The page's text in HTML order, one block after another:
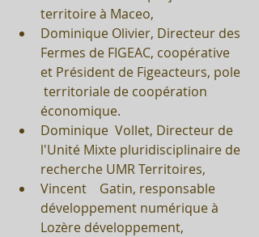
territoire à Maceo,
Dominique Olivier, Directeur des
Fermes de FIGEAC, coopérative
et Président de Figeacteurs, pole
territoriale de coopération
économique.
Dominique  Vollet, Directeur de
l'Unité Mixte pluridisciplinaire de
recherche UMR Territoires,
Vincent    Gatin, responsable
développement numérique à
Lozère développement,